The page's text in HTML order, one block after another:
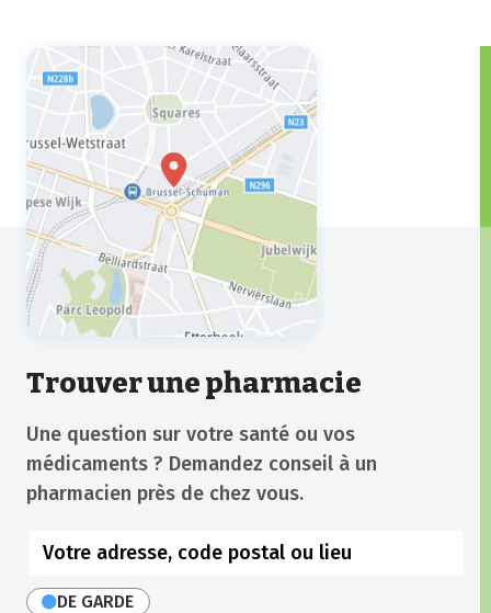
Trouver une pharmacie
Une question sur votre santé ou vos
médicaments ? Demandez conseil à un
pharmacien près de chez vous.
DE GARDE